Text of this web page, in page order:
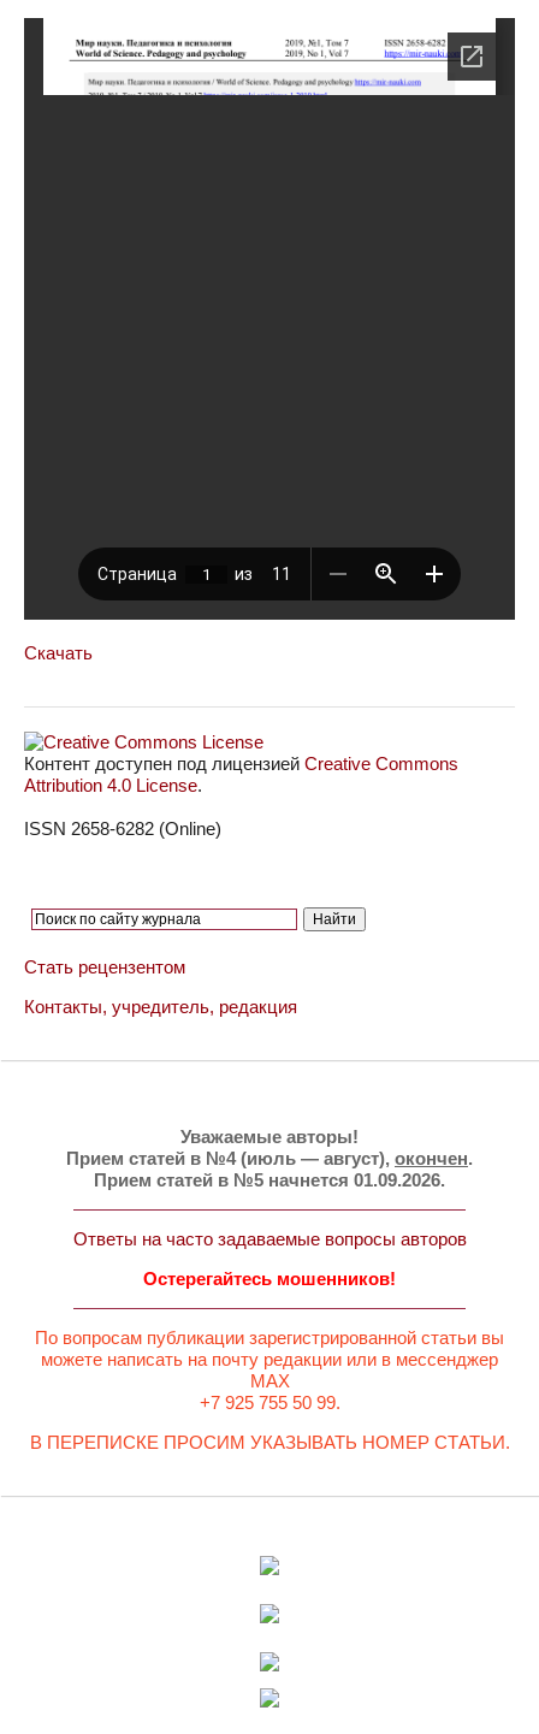
Скачать
Контент доступен под лицензией Creative Commons
Attribution 4.0 License.
ISSN 2658-6282 (Online)
Стать рецензентом
Контакты, учредитель, редакция
Уважаемые авторы!
Прием статей в №4 (июль — август), окончен.
Прием статей в №5 начнется 01.09.2026.
Ответы на часто задаваемые вопросы авторов
Остерегайтесь мошенников!
По вопросам публикации зарегистрированной статьи вы
можете написать на почту редакции или в мессенджер
MAX
+7 925 755 50 99.
В ПЕРЕПИСКЕ ПРОСИМ УКАЗЫВАТЬ НОМЕР СТАТЬИ.